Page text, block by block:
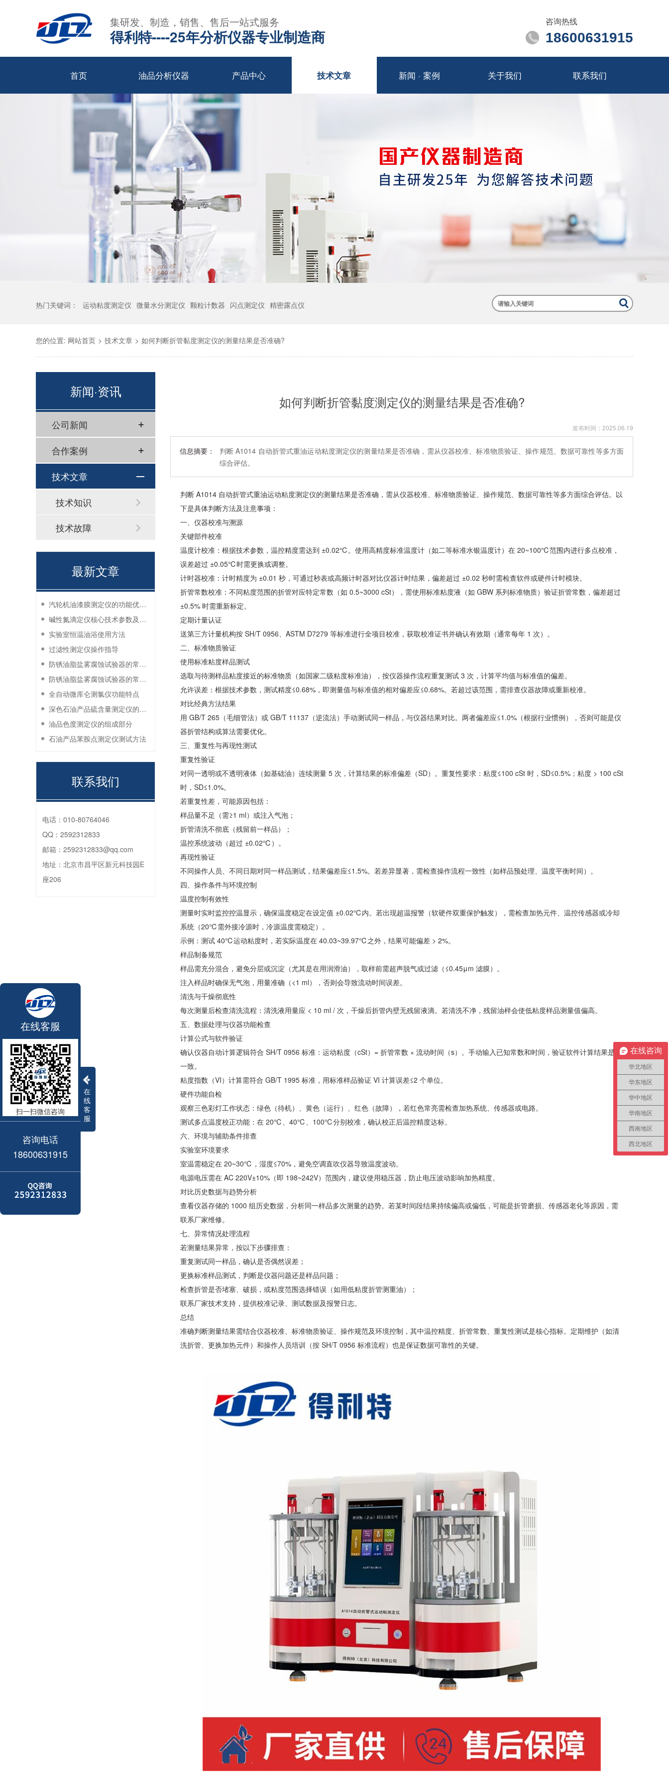
集研发、制造，销售、售后一站式服务
得利特----25年分析仪器专业制造商
咨询热线
18600631915
首页 油品分析仪器 产品中心 技术文章 新闻 · 案例 关于我们 联系我们
热门关键词： 运动粘度测定仪 微量水分测定仪 颗粒计数器 闪点测定仪 精密露点仪
您的位置: 网站首页 > 技术文章 > 如何判断折管黏度测定仪的测量结果是否准确?
如何判断折管黏度测定仪的测量结果是否准确?
发布时间： 2025.06.19
信息摘要：
判断 A1014 自动折管式重油运动粘度测定仪的测量结果是否准确，需从仪器校准、标准物质验证、操作规范、数据可靠性等多方面
综合评估。
判断 A1014 自动折管式重油运动粘度测定仪的测量结果是否准确，需从仪器校准、标准物质验证、操作规范、数据可靠性等多方面综合评估。以
下是具体判断方法及注意事项：
一、仪器校准与溯源
关键部件校准
温度计校准：根据技术参数，温控精度需达到 ±0.02℃。使用高精度标准温度计（如二等标准水银温度计）在 20~100℃范围内进行多点校准，
误差超过 ±0.05℃时需更换或调整。
计时器校准：计时精度为 ±0.01 秒，可通过秒表或高频计时器对比仪器计时结果，偏差超过 ±0.02 秒时需检查软件或硬件计时模块。
折管常数校准：不同粘度范围的折管对应特定常数（如 0.5~3000 cSt），需使用标准粘度液（如 GBW 系列标准物质）验证折管常数，偏差超过
±0.5% 时需重新标定。
定期计量认证
送第三方计量机构按 SH/T 0956、ASTM D7279 等标准进行全项目校准，获取校准证书并确认有效期（通常每年 1 次）。
二、标准物质验证
使用标准粘度样品测试
选取与待测样品粘度接近的标准物质（如国家二级粘度标准油），按仪器操作流程重复测试 3 次，计算平均值与标准值的偏差。
允许误差：根据技术参数，测试精度≤0.68%，即测量值与标准值的相对偏差应≤0.68%。若超过该范围，需排查仪器故障或重新校准。
对比经典方法结果
用 GB/T 265（毛细管法）或 GB/T 11137（逆流法）手动测试同一样品，与仪器结果对比。两者偏差应≤1.0%（根据行业惯例），否则可能是仪
器折管结构或算法需要优化。
三、重复性与再现性测试
重复性验证
对同一透明或不透明液体（如基础油）连续测量 5 次，计算结果的标准偏差（SD）。重复性要求：粘度≤100 cSt 时，SD≤0.5%；粘度 > 100 cSt
时，SD≤1.0%。
若重复性差，可能原因包括：
样品量不足（需≥1 ml）或注入气泡；
折管清洗不彻底（残留前一样品）；
温控系统波动（超过 ±0.02℃）。
再现性验证
不同操作人员、不同日期对同一样品测试，结果偏差应≤1.5%。若差异显著，需检查操作流程一致性（如样品预处理、温度平衡时间）。
四、操作条件与环境控制
温度控制有效性
测量时实时监控控温显示，确保温度稳定在设定值 ±0.02℃内。若出现超温报警（软硬件双重保护触发），需检查加热元件、温控传感器或冷却
系统（20℃需外接冷源时，冷源温度需稳定）。
示例：测试 40℃运动粘度时，若实际温度在 40.03~39.97℃之外，结果可能偏差 > 2%。
样品制备规范
样品需充分混合，避免分层或沉淀（尤其是在用润滑油），取样前需超声脱气或过滤（≤0.45μm 滤膜）。
注入样品时确保无气泡，用量准确（<1 ml），否则会导致流动时间误差。
清洗与干燥彻底性
每次测量后检查清洗流程：清洗液用量应 < 10 ml / 次，干燥后折管内壁无残留液滴。若清洗不净，残留油样会使低粘度样品测量值偏高。
五、数据处理与仪器功能检查
计算公式与软件验证
确认仪器自动计算逻辑符合 SH/T 0956 标准：运动粘度（cSt）= 折管常数 × 流动时间（s）。手动输入已知常数和时间，验证软件计算结果是否
一致。
粘度指数（VI）计算需符合 GB/T 1995 标准，用标准样品验证 VI 计算误差≤2 个单位。
硬件功能自检
观察三色彩灯工作状态：绿色（待机）、黄色（运行）、红色（故障），若红色常亮需检查加热系统、传感器或电路。
测试多点温度校正功能：在 20℃、40℃、100℃分别校准，确认校正后温控精度达标。
六、环境与辅助条件排查
实验室环境要求
室温需稳定在 20~30℃，湿度≤70%，避免空调直吹仪器导致温度波动。
电源电压需在 AC 220V±10%（即 198~242V）范围内，建议使用稳压器，防止电压波动影响加热精度。
对比历史数据与趋势分析
查看仪器存储的 1000 组历史数据，分析同一样品多次测量的趋势。若某时间段结果持续偏高或偏低，可能是折管磨损、传感器老化等原因，需
联系厂家维修。
七、异常情况处理流程
若测量结果异常，按以下步骤排查：
重复测试同一样品，确认是否偶然误差；
更换标准样品测试，判断是仪器问题还是样品问题；
检查折管是否堵塞、破损，或粘度范围选择错误（如用低粘度折管测重油）；
联系厂家技术支持，提供校准记录、测试数据及报警日志。
总结
准确判断测量结果需结合仪器校准、标准物质验证、操作规范及环境控制，其中温控精度、折管常数、重复性测试是核心指标。定期维护（如清
洗折管、更换加热元件）和操作人员培训（按 SH/T 0956 标准流程）也是保证数据可靠性的关键。
新闻·资讯
公司新闻
合作案例
技术文章
技术知识
技术故障
最新文章
汽轮机油漆膜测定仪的功能优势有哪些？
碱性氮滴定仪核心技术参数及应用说明
实验室恒温油浴使用方法
过滤性测定仪操作指导
防锈油脂盐雾腐蚀试验器的常见故障与解决方法
防锈油脂盐雾腐蚀试验器的常见故障与解决方法
全自动微库仑测氯仪功能特点
深色石油产品硫含量测定仪的工作环境要求
油品色度测定仪的组成部分
石油产品苯胺点测定仪测试方法
联系我们
电话： 010-80764046
QQ： 2592312833
邮箱： 2592312833@qq.com
地址： 北京市昌平区新元科技园E
座206
在
线
客
服
在线客服
扫一扫微信咨询
咨询电话
18600631915
在线咨询
华北地区
华东地区
华中地区
华南地区
西南地区
西北地区